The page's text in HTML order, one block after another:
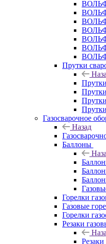
Прутки
Газосварочное
Назад
Баллоны
Горелки
Газовые
Горелки
Резаки
Резаки